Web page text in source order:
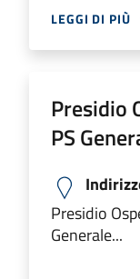
LEGGI DI PIÙ
Presidio
PS
Presidio
Generale...